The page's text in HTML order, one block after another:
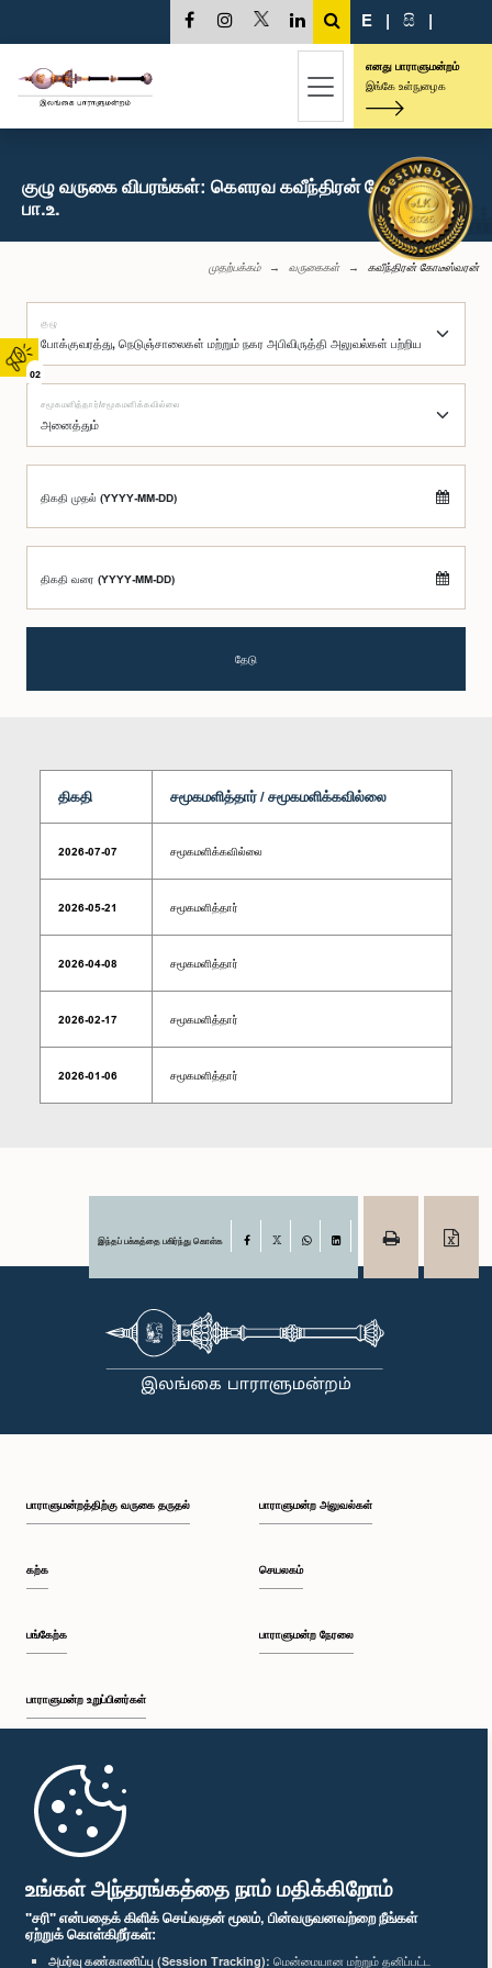
உங்கள் அந்தரங்கத்தை நாம் மதிக்கிறோம்
"சரி" என்பதைக் கிளிக் செய்வதன் மூலம், பின்வருவனவற்றை நீங்கள்
ஏற்றுக் கொள்கிறீர்கள்:
அமர்வு கண்காணிப்பு (Session Tracking): மென்மையான மற்றும் தனிப்பட்ட
02
E | සි |
எனது பாராளுமன்றம்
இங்கே உள்நுழைக
குழு வருகை விபரங்கள்: கௌரவ கவீந்திரன் கோடீஸ்வரன்,
பா.உ.
முதற்பக்கம் வருகைகள் கவீந்திரன் கோடீஸ்வரன்
குழு
சமூகமளித்தார்/சமூகமளிக்கவில்லை
திகதி முதல் (YYYY-MM-DD)
திகதி வரை (YYYY-MM-DD)
தேடு
திகதி சமூகமளித்தார் / சமூகமளிக்கவில்லை
2026-07-07 சமூகமளிக்கவில்லை
2026-05-21 சமூகமளித்தார்
2026-04-08 சமூகமளித்தார்
2026-02-17 சமூகமளித்தார்
2026-01-06 சமூகமளித்தார்
இந்தப் பக்கத்தை பகிர்ந்து கொள்க Facebook
பாராளுமன்றத்திற்கு வருகை தருதல்
கற்க
பங்கேற்க
பாராளுமன்ற உறுப்பினர்கள்
முதற்பக்கம்
பாராளுமன்ற அலுவல்கள்
செயலகம்
பாராளுமன்ற நேரலை
பாராளுமன்ற கையடக்க செயலி